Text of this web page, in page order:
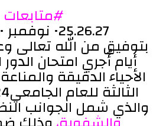
#متابعات
25.26.27• نوفمبر •2025م
بتوفيق من الله تعالى
أيام أُجري امتحان الدور
الأحياء الدقيقة
والذي شمل الجوانب